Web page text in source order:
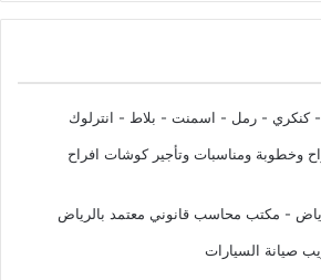
كنكري - رمل - اسمنت - بلاط - انترلوك
وخطوبة ومناسبات وتأجير كوشات افراح
- مكتب محاسب قانوني معتمد بالرياض
صيانة السيارات